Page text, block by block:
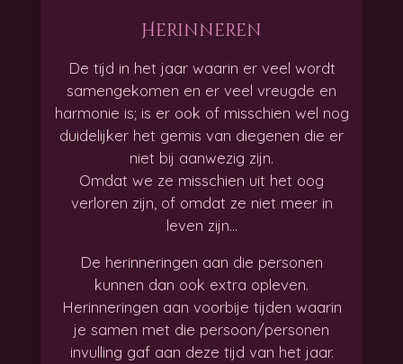
Herinneren
De tijd in het jaar waarin er veel wordt
samengekomen en er veel vreugde en
harmonie is; is er ook of misschien wel nog
duidelijker het gemis van diegenen die er
niet bij aanwezig zijn.
Omdat we ze misschien uit het oog
verloren zijn, of omdat ze niet meer in
leven zijn...
De herinneringen aan die personen
kunnen dan ook extra opleven.
Herinneringen aan voorbije tijden waarin
je samen met die persoon/personen
invulling gaf aan deze tijd van het jaar.